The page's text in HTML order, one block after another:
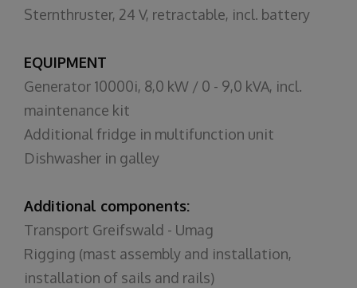
Sternthruster, 24 V, retractable, incl. battery
EQUIPMENT
Generator 10000i, 8,0 kW / 0 - 9,0 kVA, incl.
maintenance kit
Additional fridge in multifunction unit
Dishwasher in galley
Additional components:
Transport Greifswald - Umag
Rigging (mast assembly and installation,
installation of sails and rails)